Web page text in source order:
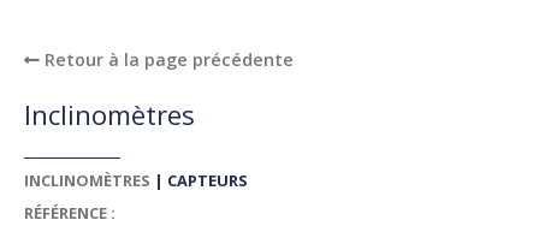
Retour à la page précédente
Inclinomètres
INCLINOMÈTRES | CAPTEURS
RÉFÉRENCE :